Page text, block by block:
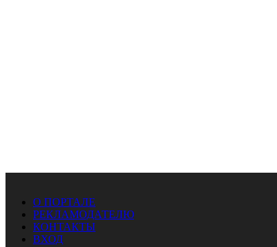
О ПОРТАЛЕ
РЕКЛАМОДАТЕЛЮ
КОНТАКТЫ
ВХОД